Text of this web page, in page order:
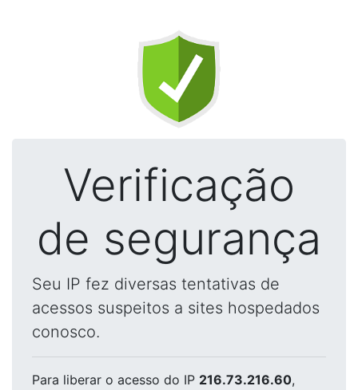
Verificação
de segurança
Seu IP fez diversas tentativas de
acessos suspeitos a sites hospedados
conosco.
Para liberar o acesso do IP 216.73.216.60,